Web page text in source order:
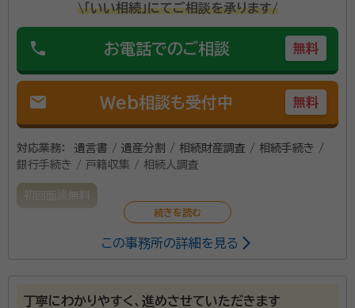
\「いい相続」にてご相談を承ります/
phone お電話でのご相談 無料
mail Web相談も受付中 無料
対応業務：
遺言書 / 遺産分割 / 相続財産調査 / 相続手続き /
銀行手続き / 戸籍収集 / 相続人調査
初回面談無料
煩わしい遺産相続の問題を専門家として解決します。
この事務所の詳細を見る
丁寧にわかりやすく、進めさせていただきます